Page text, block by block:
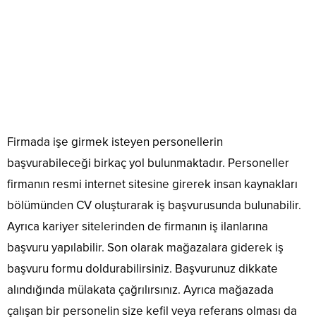
Firmada işe girmek isteyen personellerin
başvurabileceği birkaç yol bulunmaktadır. Personeller
firmanın resmi internet sitesine girerek insan kaynakları
bölümünden CV oluşturarak iş başvurusunda bulunabilir.
Ayrıca kariyer sitelerinden de firmanın iş ilanlarına
başvuru yapılabilir. Son olarak mağazalara giderek iş
başvuru formu doldurabilirsiniz. Başvurunuz dikkate
alındığında mülakata çağrılırsınız. Ayrıca mağazada
çalışan bir personelin size kefil veya referans olması da